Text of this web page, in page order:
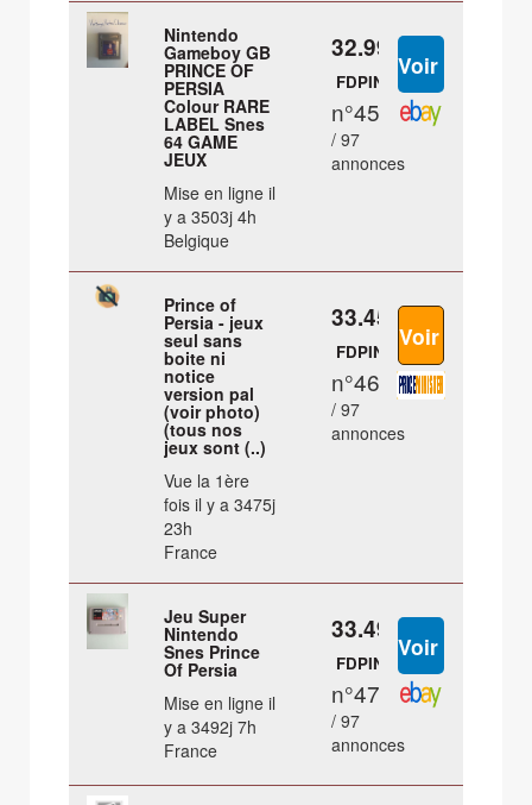
Nintendo
Gameboy GB
PRINCE OF
PERSIA
Colour RARE
LABEL Snes
64 GAME
JEUX
Mise en ligne il
y a 3503j 4h
Belgique
32.99 €
FDPIN
n°45
/ 97
annonces
Prince of
Persia - jeux
seul sans
boite ni
notice
version pal
(voir photo)
(tous nos
jeux sont (..)
Vue la 1ère
fois il y a 3475j
23h
France
33.45 €
FDPIN
n°46
/ 97
annonces
Jeu Super
Nintendo
Snes Prince
Of Persia
Mise en ligne il
y a 3492j 7h
France
33.49 €
FDPIN
n°47
/ 97
annonces